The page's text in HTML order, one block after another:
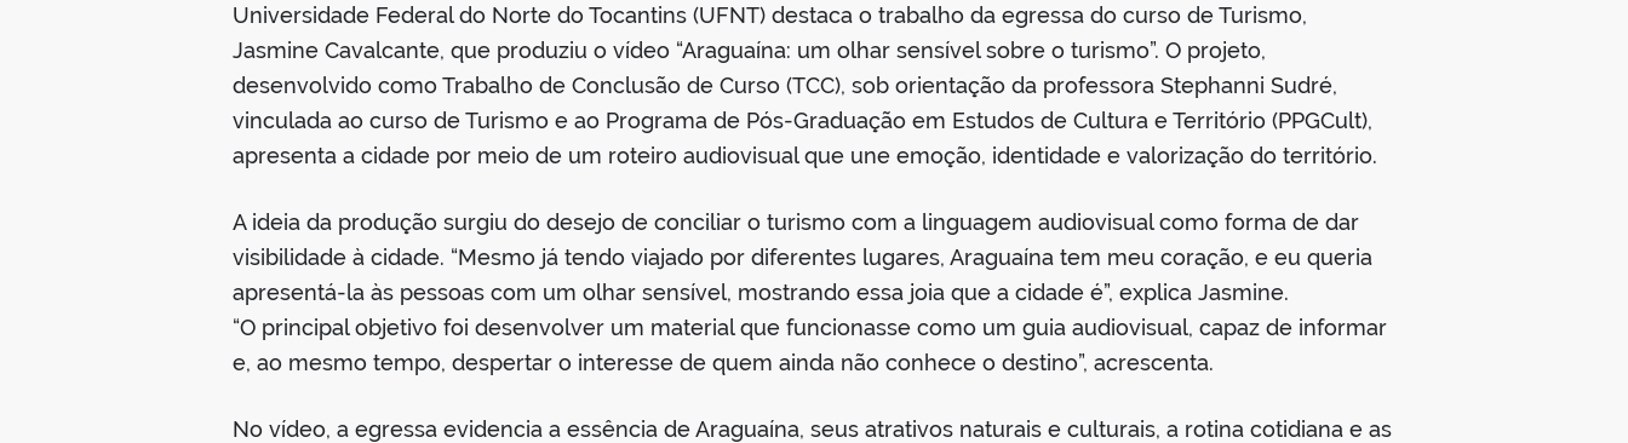
Universidade Federal do Norte do Tocantins (UFNT) destaca o trabalho da egressa do curso de Turismo,
Jasmine Cavalcante, que produziu o vídeo “Araguaína: um olhar sensível sobre o turismo”. O projeto,
desenvolvido como Trabalho de Conclusão de Curso (TCC), sob orientação da professora Stephanni Sudré,
vinculada ao curso de Turismo e ao Programa de Pós-Graduação em Estudos de Cultura e Território (PPGCult),
apresenta a cidade por meio de um roteiro audiovisual que une emoção, identidade e valorização do território.
A ideia da produção surgiu do desejo de conciliar o turismo com a linguagem audiovisual como forma de dar
visibilidade à cidade. “Mesmo já tendo viajado por diferentes lugares, Araguaína tem meu coração, e eu queria
apresentá-la às pessoas com um olhar sensível, mostrando essa joia que a cidade é”, explica Jasmine.
“O principal objetivo foi desenvolver um material que funcionasse como um guia audiovisual, capaz de informar
e, ao mesmo tempo, despertar o interesse de quem ainda não conhece o destino”, acrescenta.
No vídeo, a egressa evidencia a essência de Araguaína, seus atrativos naturais e culturais, a rotina cotidiana e as